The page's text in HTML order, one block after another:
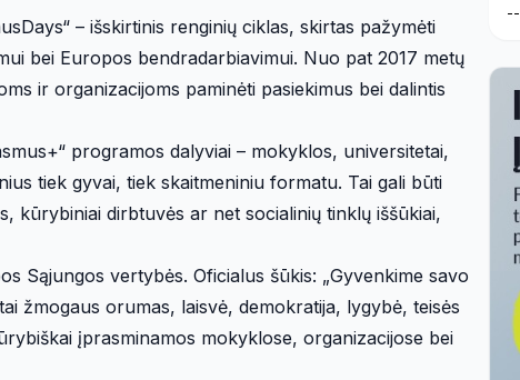
– išskirtinis renginių ciklas, skirtas pažymėti
bei Europos bendradarbiavimui. Nuo pat 2017 metų
ir organizacijoms paminėti pasiekimus bei dalintis
programos dalyviai – mokyklos, universitetai,
tiek gyvai, tiek skaitmeniniu formatu. Tai gali būti
kūrybiniai dirbtuvės ar net socialinių tinklų iššūkiai,
Sąjungos vertybės. Oficialus šūkis: „Gyvenkime savo
žmogaus orumas, laisvė, demokratija, lygybė, teisės
įprasminamos mokyklose, organizacijose bei